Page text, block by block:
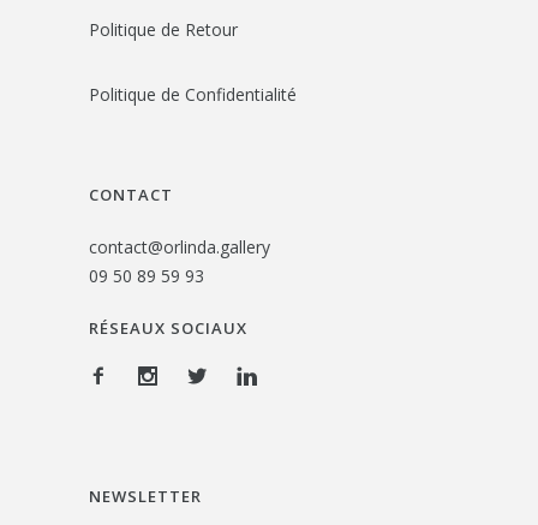
Politique de Retour
Politique de Confidentialité
CONTACT
contact@orlinda.gallery
09 50 89 59 93
RÉSEAUX SOCIAUX
NEWSLETTER